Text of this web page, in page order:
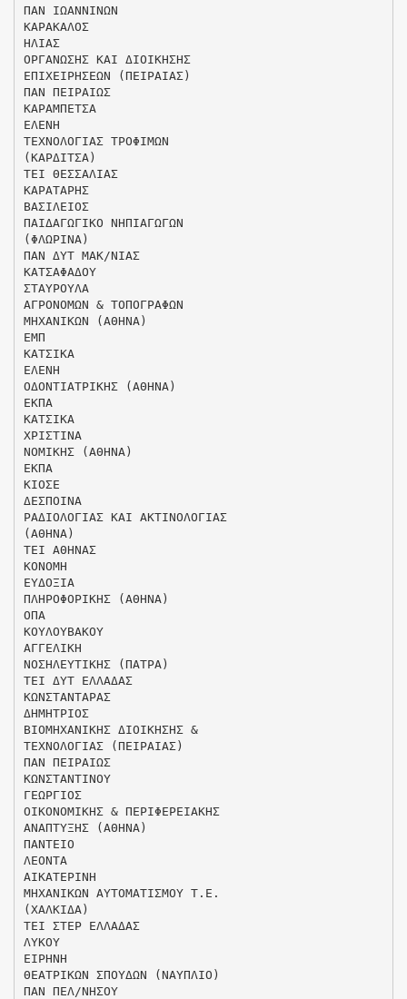
ΠΑΝ ΙΩΑΝΝΙΝΩΝ
ΚΑΡΑΚΑΛΟΣ
ΗΛΙΑΣ
ΟΡΓΑΝΩΣΗΣ ΚΑΙ ΔΙΟΙΚΗΣΗΣ
ΕΠΙΧΕΙΡΗΣΕΩΝ (ΠΕΙΡΑΙΑΣ)
ΠΑΝ ΠΕΙΡΑΙΩΣ
ΚΑΡΑΜΠΕΤΣΑ
ΕΛΕΝΗ
ΤΕΧΝΟΛΟΓΙΑΣ ΤΡΟΦΙΜΩΝ
(ΚΑΡΔΙΤΣΑ)
ΤΕΙ ΘΕΣΣΑΛΙΑΣ
ΚΑΡΑΤΑΡΗΣ
ΒΑΣΙΛΕΙΟΣ
ΠΑΙΔΑΓΩΓΙΚΟ ΝΗΠΙΑΓΩΓΩΝ
(ΦΛΩΡΙΝΑ)
ΠΑΝ ΔΥΤ ΜΑΚ/ΝΙΑΣ
ΚΑΤΣΑΦΑΔΟΥ
ΣΤΑΥΡΟΥΛΑ
ΑΓΡΟΝΟΜΩΝ & ΤΟΠΟΓΡΑΦΩΝ
ΜΗΧΑΝΙΚΩΝ (ΑΘΗΝΑ)
ΕΜΠ
ΚΑΤΣΙΚΑ
ΕΛΕΝΗ
ΟΔΟΝΤΙΑΤΡΙΚΗΣ (ΑΘΗΝΑ)
ΕΚΠΑ
ΚΑΤΣΙΚΑ
ΧΡΙΣΤΙΝΑ
ΝΟΜΙΚΗΣ (ΑΘΗΝΑ)
ΕΚΠΑ
ΚΙΟΣΕ
ΔΕΣΠΟΙΝΑ
ΡΑΔΙΟΛΟΓΙΑΣ ΚΑΙ ΑΚΤΙΝΟΛΟΓΙΑΣ
(ΑΘΗΝΑ)
ΤΕΙ ΑΘΗΝΑΣ
ΚΟΝΟΜΗ
ΕΥΔΟΞΙΑ
ΠΛΗΡΟΦΟΡΙΚΗΣ (ΑΘΗΝΑ)
ΟΠΑ
ΚΟΥΛΟΥΒΑΚΟΥ
ΑΓΓΕΛΙΚΗ
ΝΟΣΗΛΕΥΤΙΚΗΣ (ΠΑΤΡΑ)
ΤΕΙ ΔΥΤ ΕΛΛΑΔΑΣ
ΚΩΝΣΤΑΝΤΑΡΑΣ
ΔΗΜΗΤΡΙΟΣ
ΒΙΟΜΗΧΑΝΙΚΗΣ ΔΙΟΙΚΗΣΗΣ &
ΤΕΧΝΟΛΟΓΙΑΣ (ΠΕΙΡΑΙΑΣ)
ΠΑΝ ΠΕΙΡΑΙΩΣ
ΚΩΝΣΤΑΝΤΙΝΟΥ
ΓΕΩΡΓΙΟΣ
ΟΙΚΟΝΟΜΙΚΗΣ & ΠΕΡΙΦΕΡΕΙΑΚΗΣ
ΑΝΑΠΤΥΞΗΣ (ΑΘΗΝΑ)
ΠΑΝΤΕΙΟ
ΛΕΟΝΤΑ
ΑΙΚΑΤΕΡΙΝΗ
ΜΗΧΑΝΙΚΩΝ ΑΥΤΟΜΑΤΙΣΜΟΥ Τ.Ε.
(ΧΑΛΚΙΔΑ)
ΤΕΙ ΣΤΕΡ ΕΛΛΑΔΑΣ
ΛΥΚΟΥ
ΕΙΡΗΝΗ
ΘΕΑΤΡΙΚΩΝ ΣΠΟΥΔΩΝ (ΝΑΥΠΛΙΟ)
ΠΑΝ ΠΕΛ/ΝΗΣΟΥ